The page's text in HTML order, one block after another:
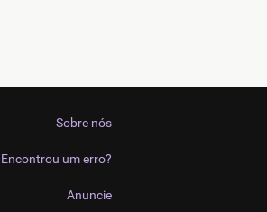
Sobre nós
Encontrou um erro?
Anuncie